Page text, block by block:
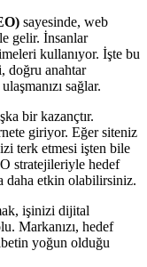
sayesinde, web
gelir. İnsanlar
kullanıyor. İşte bu
doğru anahtar
sağlar.
bir kazançtır.
giriyor. Eğer siteniz
terk etmesi işten bile
stratejileriyle hedef
daha etkin olabilirsiniz.
işinizi dijital
Markanızı, hedef
yoğun olduğu